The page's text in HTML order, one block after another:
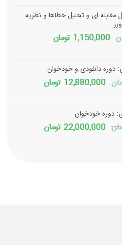
12,000,000 تومان
بود.
است.
مقابله ای و تحلیل خطاها و نظریه
قیمت
1,800,000 تومان
بود.
1,150,000 تومانقیمت
است.دوره دانلودی و خودخوان
قیمت
بود.
12,880,000 تومانقیمت
دوره خودخوان
قیمت
22,000,000 تومانقیمت